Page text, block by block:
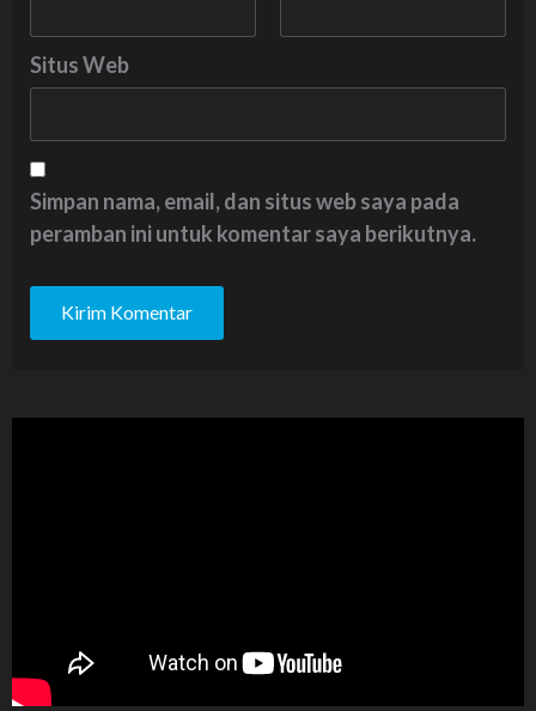
Situs Web
Simpan nama, email, dan situs web saya pada
peramban ini untuk komentar saya berikutnya.